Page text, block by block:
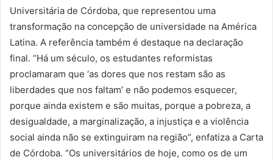
Universitária de Córdoba, que representou uma
transformação na concepção de universidade na América
Latina. A referência também é destaque na declaração
final. “Há um século, os estudantes reformistas
proclamaram que ‘as dores que nos restam são as
liberdades que nos faltam’ e não podemos esquecer,
porque ainda existem e são muitas, porque a pobreza, a
desigualdade, a marginalização, a injustiça e a violência
social ainda não se extinguiram na região”, enfatiza a Carta
de Córdoba. “Os universitários de hoje, como os de um